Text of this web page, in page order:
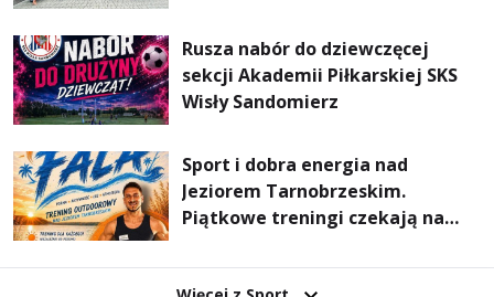
Rusza nabór do dziewczęcej
sekcji Akademii Piłkarskiej SKS
Wisły Sandomierz
Sport i dobra energia nad
Jeziorem Tarnobrzeskim.
Piątkowe treningi czekają na